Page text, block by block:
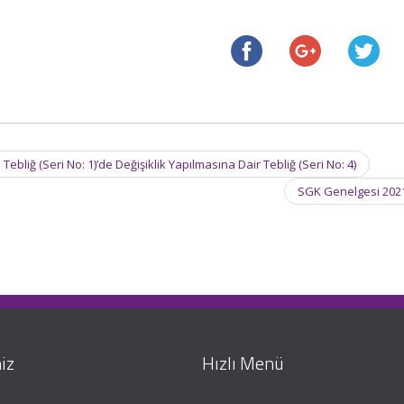
(Seri No: 1)’de Değişiklik Yapılmasına Dair Tebliğ (Seri No: 4)
SGK Genelgesi
Hızlı Menü